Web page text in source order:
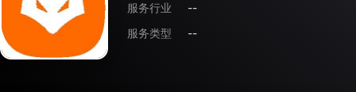
服务行业
--
服务类型
--